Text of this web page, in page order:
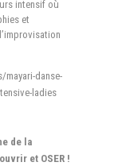
intensif où
et
danse-
ladies
de la
et OSER !